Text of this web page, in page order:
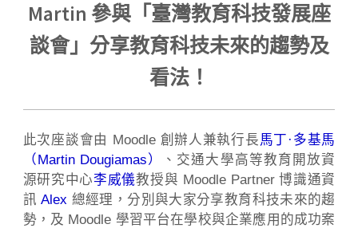
Martin 參與「臺灣教育科技發展座
談會」分享教育科技未來的趨勢及
看法！
此次座談會由 Moodle 創辦人兼執行長馬丁·多基馬
（Martin Dougiamas）
、交通大學高等教育開放資
源研究中心李威儀教授與 Moodle Partner 博識通資
訊Alex 總經理，分別與大家分享教育科技未來的趨
勢，及 Moodle 學習平台在學校與企業應用的成功案